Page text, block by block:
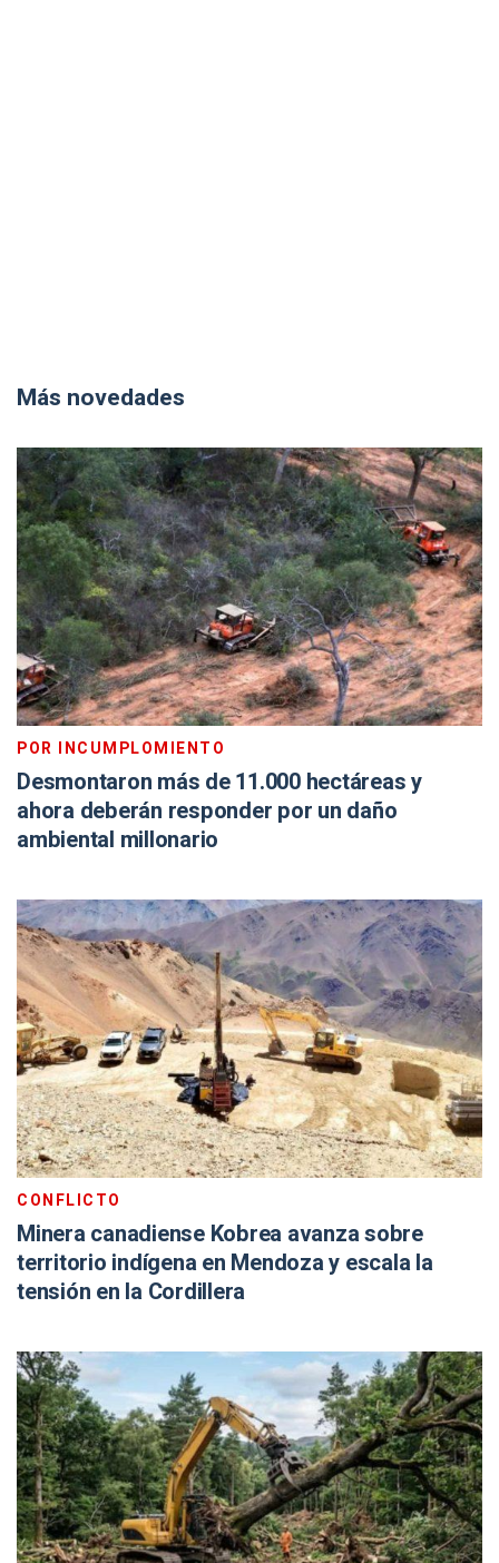
Más novedades
POR INCUMPLOMIENTO
Desmontaron más de 11.000 hectáreas y
ahora deberán responder por un daño
ambiental millonario
CONFLICTO
Minera canadiense Kobrea avanza sobre
territorio indígena en Mendoza y escala la
tensión en la Cordillera